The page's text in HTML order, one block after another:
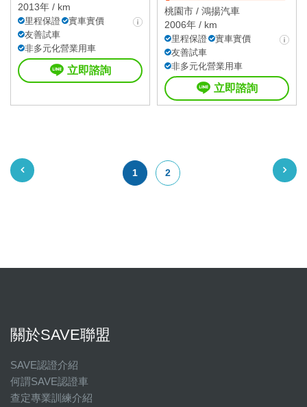
2013年 / km
里程保證
實車實價
友善試車
非多元化營業用車
立即諮詢
桃園市 / 鴻揚汽車
2006年 / km
里程保證
實車實價
友善試車
非多元化營業用車
立即諮詢
1 2
關於SAVE聯盟
SAVE認證介紹
何謂SAVE認證車
查定專業訓練介紹